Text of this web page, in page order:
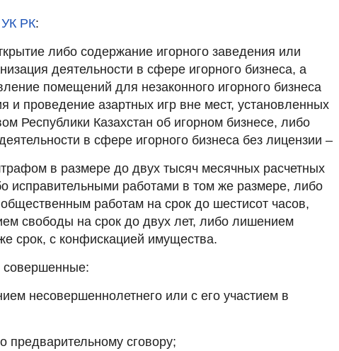
УК РК:
либо содержание игорного заведения или
деятельности в сфере игорного бизнеса, а
помещений для незаконного игорного бизнеса
и проведение азартных игр вне мест, установленных
Республики Казахстан об игорном бизнесе, либо
в сфере игорного бизнеса без лицензии –
в размере до двух тысяч месячных расчетных
исправительными работами в том же размере, либо
работам на срок до шестисот часов,
свободы на срок до двух лет, либо лишением
срок, с конфискацией имущества.
совершенные:
несовершеннолетнего или с его участием в
предварительному сговору;